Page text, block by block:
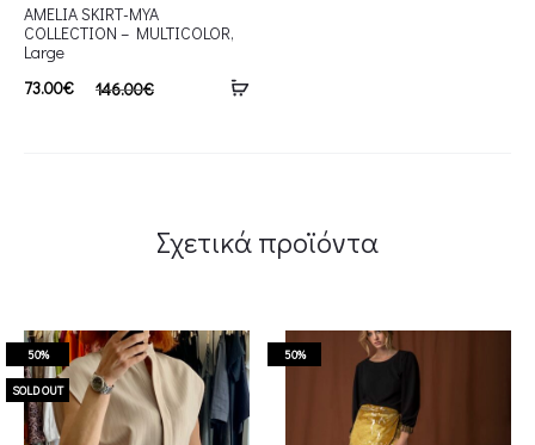
AMELIA SKIRT-MYA
COLLECTION – MULTICOLOR,
Large
146.00€
73.00€
Σχετικά προϊόντα
50%
SOLD OUT
50%